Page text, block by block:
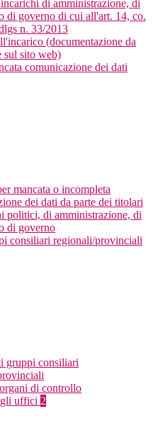
di amministrazione, di
di governo di cui all'art. 14, co.
n. 33/2013
(documentazione da
sul sito web)
comunicazione dei dati
mancata o incompleta
dei dati da parte dei titolari
politici, di amministrazione, di
di governo
consiliari regionali/provinciali
gruppi consiliari
di controllo
uffici 2